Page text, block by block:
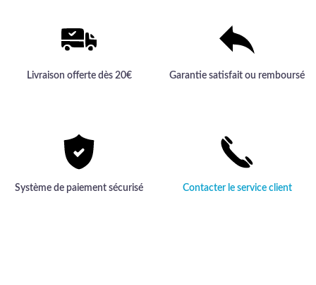
Livraison offerte dès 20€ Garantie satisfait ou remboursé
Système de paiement sécurisé Contacter le service client